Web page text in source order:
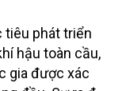
tiêu phát triển
hậu toàn cầu,
gia được xác